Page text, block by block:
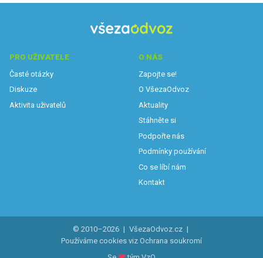
PRO UŽIVATELE
Časté otázky
Diskuze
Aktivita uživatelů
O NÁS
Zapojte se!
O VšezaOdvoz
Aktuality
Stáhněte si
Podpořte nás
Podmínky používání
Co se líbí nám
Kontakt
© 2010–2026 | VšezaOdvoz.cz |
Používáme cookies viz Ochrana soukromí